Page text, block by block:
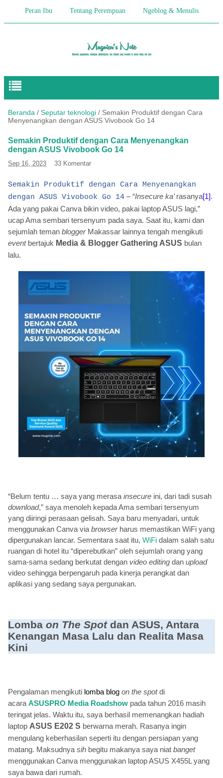
Peran Ibu Tentang Perempuan Ngeblog & Menulis
Pendidikan Anak
Beranda / Seputar teknologi / Semakin Produktif dengan Cara
Menyenangkan dengan ASUS Vivobook Go 14
Semakin Produktif dengan Cara Menyenangkan
dengan ASUS Vivobook Go 14
Sep 16, 2023 33 Komentar
Semakin Produktif dengan Cara Menyenangkan
dengan ASUS Vivobook Go 14 – “Insecure ka’rasanya[1].
Ada yang pakai Canva bikin video, pakai laptop ASUS lagi,”
ucap Ama sembari tersenyum pada saya. Saat itu, kami dan
sejumlah teman blogger Makassar lainnya tengah mengikuti
event bertajuk Media & Blogger Gathering ASUS bulan
lalu.
“Belum tentu … saya yang merasa insecure ini, dari tadi susah
download,” saya menoleh kepada Ama sembari tersenyum
yang diiringi perasaan gelisah. Saya baru menyadari, untuk
menggunakan Canva via browser harus memastikan WiFi yang
dipergunakan lancar. Sementara saat itu, WiFi dalam salah satu
ruangan di hotel itu “diperebutkan” oleh sejumlah orang yang
sama-sama sedang berkutat dengan video editing dan upload
video sehingga berpengaruh pada kinerja perangkat dan
aplikasi yang sedang saya pergunakan.
Lomba on The Spotdan ASUS, Antara
Kenangan Masa Lalu dan Realita Masa
Kini
Pengalaman mengikuti lomba blog on the spotdi
acara ASUSPRO Media Roadshow pada tahun 2016 masih
teringat jelas. Waktu itu, saya berhasil memenangkan hadiah
laptop ASUS E202 S berwarna merah. Rasanya ingin
mengulang keberhasilan seperti itu dengan persiapan yang
matang. Maksudnya sih begitu makanya saya niat banget
menggunakan Canva menggunakan laptop ASUS X455L yang
saya bawa dari rumah.